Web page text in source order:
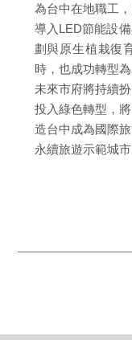
為台中在地職工
導入LED節能設
劃與原生植栽復
時，也成功轉型
未來市府將持續
投入綠色轉型，
造台中成為國際
永續旅遊示範城市